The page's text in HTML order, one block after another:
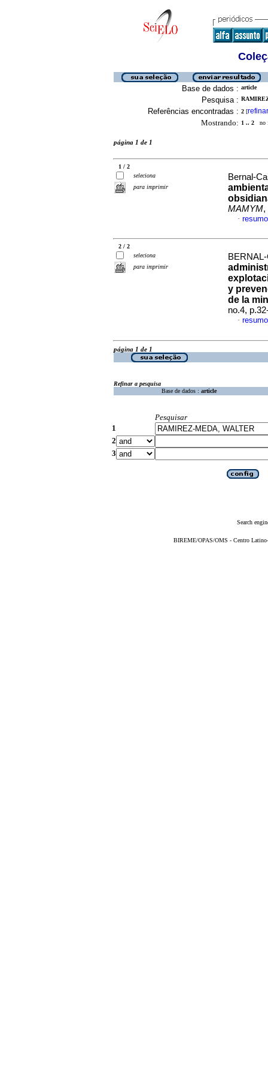
Base de dados : article
Pesquisa :
Referências encontradas : 2 [refinar
Mostrando: 1 .. 2 no
página 1 de 1
1 / 2
seleciona
para imprimir
Bernal-
MAMYM,
·
2 / 2
seleciona
para imprimir
y
de la
no.4,
·
página 1 de 1
Refinar a pesquisa
Base de dados : article
Pesquisar
1
2
3
Search
BIREME/OPAS/OMS - Centro Latino-